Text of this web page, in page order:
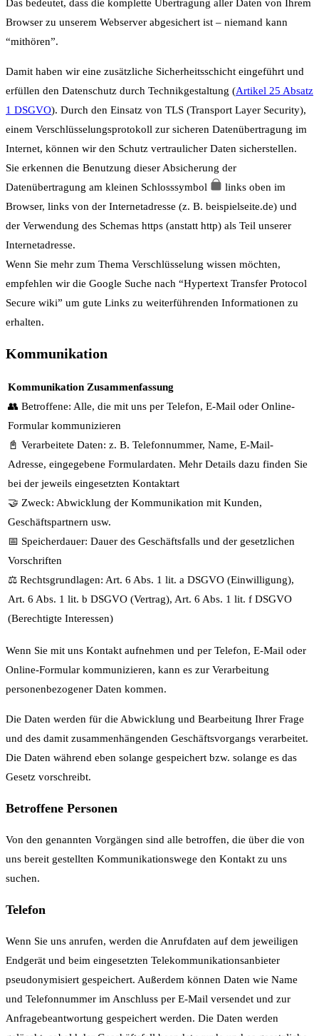
Das bedeutet, dass die komplette Übertragung aller Daten von Ihrem
Browser zu unserem Webserver abgesichert ist – niemand kann
“mithören”.
Damit haben wir eine zusätzliche Sicherheitsschicht eingeführt und
erfüllen den Datenschutz durch Technikgestaltung (Artikel 25 Absatz
1 DSGVO). Durch den Einsatz von TLS (Transport Layer Security),
einem Verschlüsselungsprotokoll zur sicheren Datenübertragung im
Internet, können wir den Schutz vertraulicher Daten sicherstellen.
Sie erkennen die Benutzung dieser Absicherung der
Datenübertragung am kleinen Schlosssymbol
links oben im
Browser, links von der Internetadresse (z. B. beispielseite.de) und
der Verwendung des Schemas https (anstatt http) als Teil unserer
Internetadresse.
Wenn Sie mehr zum Thema Verschlüsselung wissen möchten,
empfehlen wir die Google Suche nach “Hypertext Transfer Protocol
Secure wiki” um gute Links zu weiterführenden Informationen zu
erhalten.
Kommunikation
Kommunikation Zusammenfassung
👥 Betroffene: Alle, die mit uns per Telefon, E-Mail oder Online-
Formular kommunizieren
📓 Verarbeitete Daten: z. B. Telefonnummer, Name, E-Mail-
Adresse, eingegebene Formulardaten. Mehr Details dazu finden Sie
bei der jeweils eingesetzten Kontaktart
🤝 Zweck: Abwicklung der Kommunikation mit Kunden,
Geschäftspartnern usw.
📅 Speicherdauer: Dauer des Geschäftsfalls und der gesetzlichen
Vorschriften
⚖️ Rechtsgrundlagen: Art. 6 Abs. 1 lit. a DSGVO (Einwilligung),
Art. 6 Abs. 1 lit. b DSGVO (Vertrag), Art. 6 Abs. 1 lit. f DSGVO
(Berechtigte Interessen)
Wenn Sie mit uns Kontakt aufnehmen und per Telefon, E-Mail oder
Online-Formular kommunizieren, kann es zur Verarbeitung
personenbezogener Daten kommen.
Die Daten werden für die Abwicklung und Bearbeitung Ihrer Frage
und des damit zusammenhängenden Geschäftsvorgangs verarbeitet.
Die Daten während eben solange gespeichert bzw. solange es das
Gesetz vorschreibt.
Betroffene Personen
Von den genannten Vorgängen sind alle betroffen, die über die von
uns bereit gestellten Kommunikationswege den Kontakt zu uns
suchen.
Telefon
Wenn Sie uns anrufen, werden die Anrufdaten auf dem jeweiligen
Endgerät und beim eingesetzten Telekommunikationsanbieter
pseudonymisiert gespeichert. Außerdem können Daten wie Name
und Telefonnummer im Anschluss per E-Mail versendet und zur
Anfragebeantwortung gespeichert werden. Die Daten werden